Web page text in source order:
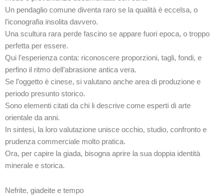
Un pendaglio comune diventa raro se la qualità è eccelsa, o
l’iconografia insolita davvero.
Una scultura rara perde fascino se appare fuori epoca, o troppo
perfetta per essere.
Qui l’esperienza conta: riconoscere proporzioni, tagli, fondi, e
perfino il ritmo dell’abrasione antica vera.
Se l’oggetto è cinese, si valutano anche area di produzione e
periodo presunto storico.
Sono elementi citati da chi li descrive come esperti di arte
orientale da anni.
In sintesi, la loro valutazione unisce occhio, studio, confronto e
prudenza commerciale molto pratica.
Ora, per capire la giada, bisogna aprire la sua doppia identità
minerale e storica.
Nefrite, giadeite e tempo